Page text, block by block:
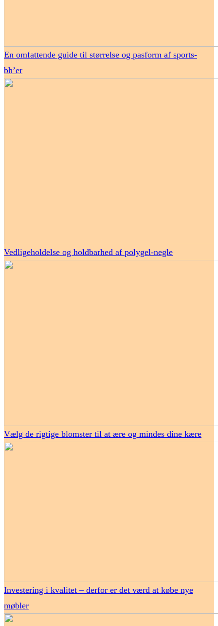
En omfattende guide til størrelse og pasform af sports-
bh’er
Vedligeholdelse og holdbarhed af polygel-negle
Vælg de rigtige blomster til at ære og mindes dine kære
Investering i kvalitet – derfor er det værd at købe nye
møbler